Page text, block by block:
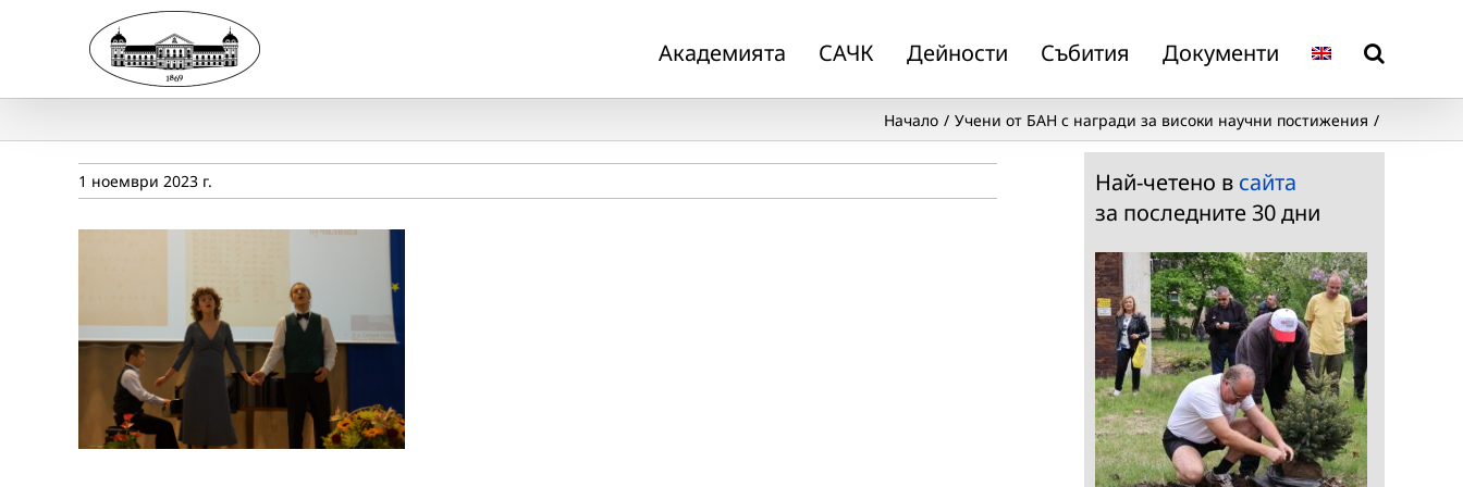
Академията САЧК Дейности Събития Документи
Начало Учени от БАН с награди за високи научни постижения
1 ноември 2023 г. Най-четено в сайта
за последните 30 дни